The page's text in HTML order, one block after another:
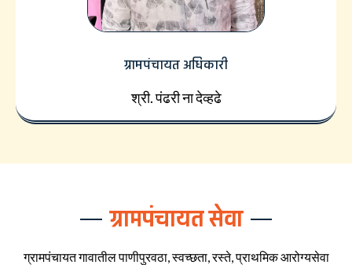
ग्रामपंचायत अधिकारी
श्री. पंढरी ना देव्हढे
ग्रामपंचायत सेवा
ग्रामपंचायत गावातील पाणीपुरवठा, स्वच्छता, रस्ते, प्राथमिक आरोग्यसेवा